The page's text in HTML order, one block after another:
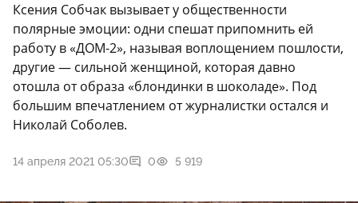
Ксения Собчак вызывает у общественности
полярные эмоции: одни спешат припомнить ей
работу в «ДОМ-2», называя воплощением пошлости,
другие — сильной женщиной, которая давно
отошла от образа «блондинки в шоколаде». Под
большим впечатлением от журналистки остался и
Николай Соболев.
14 апреля 2021 05:30 0 5 919